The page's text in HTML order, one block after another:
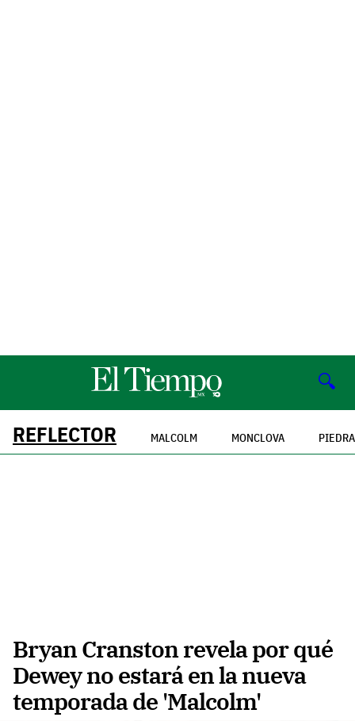
🔍
REFLECTOR MALCOLM MONCLOVA
Bryan Cranston revela por qué
Dewey no estará en la nueva
temporada de 'Malcolm'